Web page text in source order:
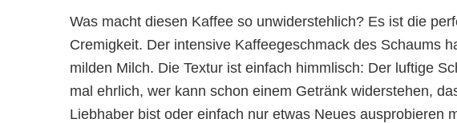
Was macht diesen Kaffee so unwiderstehlich? Es ist die
Cremigkeit. Der intensive Kaffeegeschmack des Schaums
milden Milch. Die Textur ist einfach himmlisch: Der luftige
mal ehrlich, wer kann schon einem Getränk widerstehen,
Liebhaber bist oder einfach nur etwas Neues ausprobieren